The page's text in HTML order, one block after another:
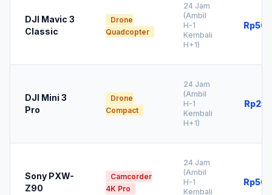
DJI Mavic 3
Classic
Drone
Quadcopter
24 Jam
(Ambil
H-1
Kembali
H+1)
DJI Mini 3
Pro
Drone
Compact
24 Jam
(Ambil
H-1
Kembali
H+1)
Sony PXW-
Z90
Camcorder
4K Pro
24 Jam
(Ambil
H-1
Kembali